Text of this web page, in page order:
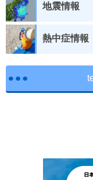
地震情報
熱中症情報